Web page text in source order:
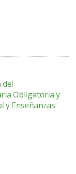
del
Obligatoria y
y Enseñanzas